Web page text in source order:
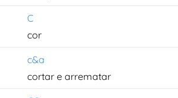
C
cor
c&a
cortar e arrematar